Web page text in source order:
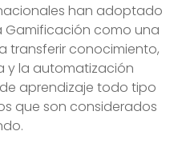
han adoptado
Gamificación como una
transferir conocimiento,
y la automatización
aprendizaje todo tipo
que son considerados